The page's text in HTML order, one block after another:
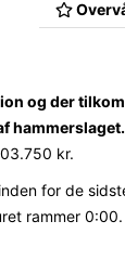
og der
hammerslaget.
kr.
for de
rammer